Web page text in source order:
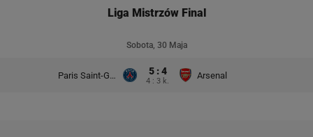
Liga Mistrzów Final
Sobota, 30 Maja
Paris Saint-Germain 5 : 4
4 : 3 k.
Arsenal